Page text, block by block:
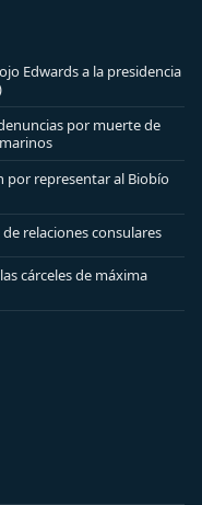
Edwards a la presidencia
por muerte de
por representar al Biobío
relaciones consulares
cárceles de máxima